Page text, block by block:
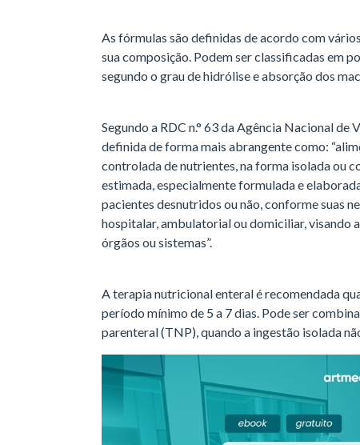
As fórmulas são definidas de acordo com
sua composição. Podem ser classificadas em
segundo o grau de hidrólise e absorção dos
Segundo a RDC n.° 63 da Agência Nacional de
definida de forma mais abrangente como:
controlada de nutrientes, na forma isolada ou
estimada, especialmente formulada e
pacientes desnutridos ou não, conforme suas
hospitalar, ambulatorial ou domiciliar, visando
órgãos ou sistemas”.
A terapia nutricional enteral é recomendada
período mínimo de 5 a 7 dias. Pode ser
parenteral (TNP), quando a ingestão isolada